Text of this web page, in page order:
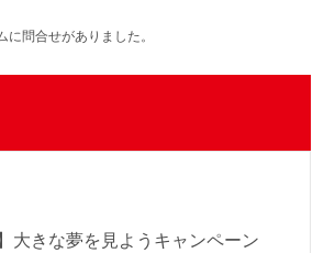
に問合せがありました。
大きな夢を見ようキャンペーン